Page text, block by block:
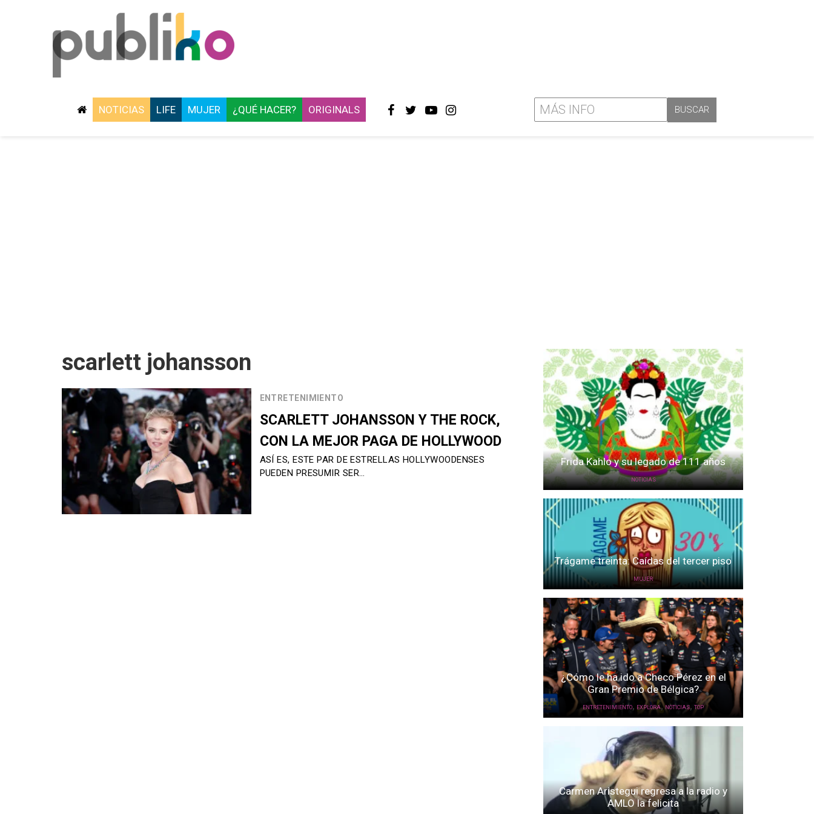
NOTICIAS LIFE MUJER ¿QUÉ HACER? ORIGINALS
scarlett johansson
ENTRETENIMIENTO
SCARLETT JOHANSSON Y THE ROCK,
CON LA MEJOR PAGA DE HOLLYWOOD
ASÍ ES, ESTE PAR DE ESTRELLAS HOLLYWOODENSES
PUEDEN PRESUMIR SER…
Frida Kahlo y su legado de 111 años
NOTICIAS
Trágame treinta: Caídas del tercer piso
MUJER
¿Cómo le ha ido a Checo Pérez en el
Gran Premio de Bélgica?
ENTRETENIMIENTO, EXPLORA,NOTICIAS, TOP
Carmen Aristegui regresa a la radio y
AMLO la felicita